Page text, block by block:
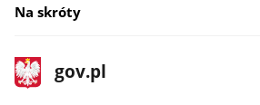
Na skróty
stopka
gov.pl
Strona
gov.pl